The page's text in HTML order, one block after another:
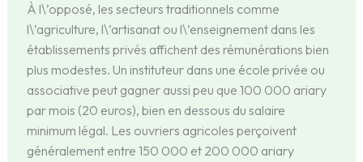
À l\’opposé, les secteurs traditionnels comme
l\’agriculture, l\’artisanat ou l\’enseignement dans les
établissements privés affichent des rémunérations bien
plus modestes. Un instituteur dans une école privée ou
associative peut gagner aussi peu que 100 000 ariary
par mois (20 euros), bien en dessous du salaire
minimum légal. Les ouvriers agricoles perçoivent
généralement entre 150 000 et 200 000 ariary